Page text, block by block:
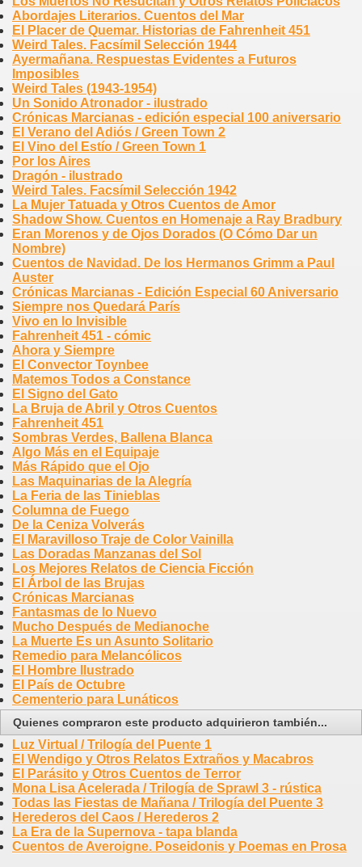
Abordajes Literarios. Cuentos del Mar
El Placer de Quemar. Historias de Fahrenheit 451
Weird Tales. Facsímil Selección 1944
Ayermañana. Respuestas Evidentes a Futuros
Imposibles
Weird Tales (1943-1954)
Un Sonido Atronador - ilustrado
Crónicas Marcianas - edición especial 100 aniversario
El Verano del Adiós / Green Town 2
El Vino del Estío / Green Town 1
Por los Aires
Dragón - ilustrado
Weird Tales. Facsímil Selección 1942
La Mujer Tatuada y Otros Cuentos de Amor
Shadow Show. Cuentos en Homenaje a Ray Bradbury
Eran Morenos y de Ojos Dorados (O Cómo Dar un
Nombre)
Cuentos de Navidad. De los Hermanos Grimm a Paul
Auster
Crónicas Marcianas - Edición Especial 60 Aniversario
Siempre nos Quedará París
Vivo en lo Invisible
Fahrenheit 451 - cómic
Ahora y Siempre
El Convector Toynbee
Matemos Todos a Constance
El Signo del Gato
La Bruja de Abril y Otros Cuentos
Fahrenheit 451
Sombras Verdes, Ballena Blanca
Algo Más en el Equipaje
Más Rápido que el Ojo
Las Maquinarias de la Alegría
La Feria de las Tinieblas
Columna de Fuego
De la Ceniza Volverás
El Maravilloso Traje de Color Vainilla
Las Doradas Manzanas del Sol
Los Mejores Relatos de Ciencia Ficción
El Árbol de las Brujas
Crónicas Marcianas
Fantasmas de lo Nuevo
Mucho Después de Medianoche
La Muerte Es un Asunto Solitario
Remedio para Melancólicos
El Hombre Ilustrado
El País de Octubre
Cementerio para Lunáticos
Quienes compraron este producto adquirieron también...
Luz Virtual / Trilogía del Puente 1
El Wendigo y Otros Relatos Extraños y Macabros
El Parásito y Otros Cuentos de Terror
Mona Lisa Acelerada / Trilogía de Sprawl 3 - rústica
Todas las Fiestas de Mañana / Trilogía del Puente 3
Herederos del Caos / Herederos 2
La Era de la Supernova - tapa blanda
Cuentos de Averoigne. Poseidonis y Poemas en Prosa